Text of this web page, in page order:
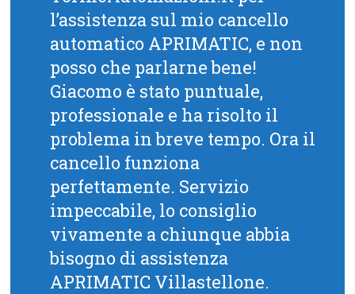
l’assistenza sul mio cancello
automatico APRIMATIC, e non
posso che parlarne bene!
Giacomo è stato puntuale,
professionale e ha risolto il
problema in breve tempo. Ora il
cancello funziona
perfettamente. Servizio
impeccabile, lo consiglio
vivamente a chiunque abbia
bisogno di assistenza
APRIMATIC Villastellone.